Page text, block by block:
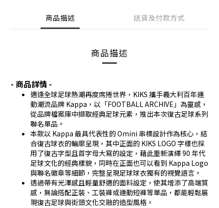
商品描述 送貨及付款方式
商品描述
- 商品詳情 -
適逢全球足球熱潮再度席捲世界，KIKS 攜手義大利百年運
動潮流品牌 Kappa，以「FOOTBALL ARCHIVE」為靈感，
從品牌檔案庫中擷取經典足球元素，推出本次復古足球系列
聯名單品。
本款以 Kappa 最具代表性的 Omini 串標設計作為核心，結
合復古球衣的輪廓呈現，其中正面的 KIKS LOGO 字樣也採
用了復古字型且首字母大寫的設定，藉此重新演繹 90 年代
足球文化的經典樣貌，同時在正面也可以看到 Kappa Logo
與聯名徽章等細節，完整呈現足球球衣獨有的視覺語言。
透過帶有光澤感且輕量舒適的面料設定，使其增添了高端質
感，無論搭配正裝、工裝褲或運動短褲等單品，都能輕鬆展
現復古足球與街頭文化交融的造型風格。